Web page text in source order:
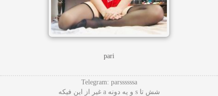
pari
Telegram: parssssssa
شش تا s و یه دونه a غیر از این فیکه